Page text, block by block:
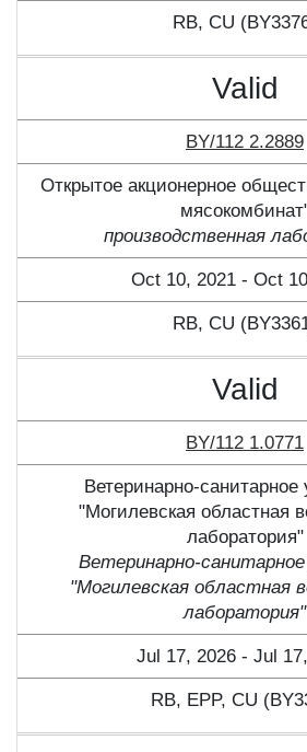
RB, CU
Valid
BY/112 2.2889
Открытое акционерное
производственная
Oct 10, 2021 - Oct
RB, CU
Valid
BY/112 1.0771
Ветеринарно-санитарное
"Могилевская областная
лаборатория"
Ветеринарно-
"Могилевская областная
лаборатория"
Jul 17, 2026 - Jul
RB, ЕPP, CU